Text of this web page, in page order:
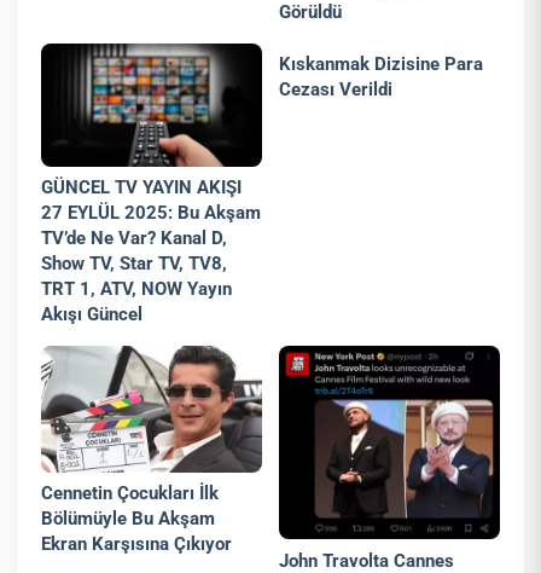
Görüldü
GÜNCEL TV YAYIN AKIŞI
27 EYLÜL 2025: Bu Akşam
TV’de Ne Var? Kanal D,
Show TV, Star TV, TV8,
TRT 1, ATV, NOW Yayın
Akışı Güncel
Kıskanmak Dizisine Para
Cezası Verildi
Cennetin Çocukları İlk
Bölümüyle Bu Akşam
Ekran Karşısına Çıkıyor
John Travolta Cannes